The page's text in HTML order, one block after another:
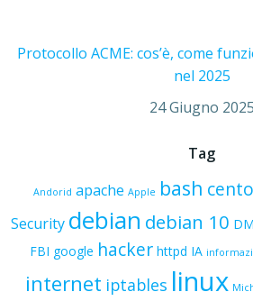
Protocollo ACME: cos’è, come
nel 2025
24 Giugno 2025
Tag
Andorid apache Apple bash
Security debian debian 10
FBI google hacker httpd IA
internet iptables linux